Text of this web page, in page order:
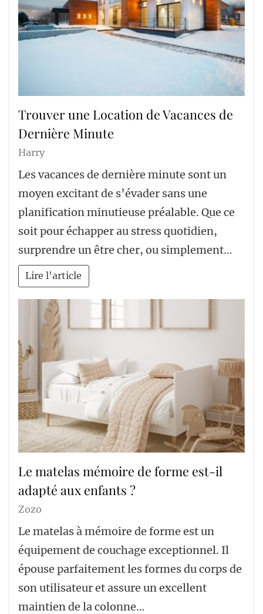
Trouver une Location de Vacances de
Dernière Minute
Harry
Les vacances de dernière minute sont un
moyen excitant de s’évader sans une
planification minutieuse préalable. Que ce
soit pour échapper au stress quotidien,
surprendre un être cher, ou simplement…
Lire l'article
Le matelas mémoire de forme est-il
adapté aux enfants ?
Zozo
Le matelas à mémoire de forme est un
équipement de couchage exceptionnel. Il
épouse parfaitement les formes du corps de
son utilisateur et assure un excellent
maintien de la colonne…